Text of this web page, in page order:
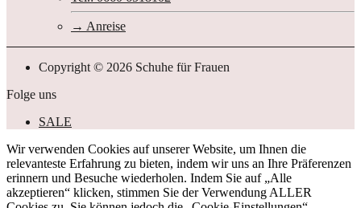
Anreise
Copyright © 2026 Schuhe für Frauen
Folge uns
SALE
Wir verwenden Cookies auf unserer Website, um Ihnen die
relevanteste Erfahrung zu bieten, indem wir uns an Ihre Präferenzen
erinnern und Besuche wiederholen. Indem Sie auf „Alle
akzeptieren“ klicken, stimmen Sie der Verwendung ALLER